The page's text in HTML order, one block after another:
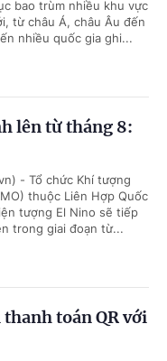
bao trùm nhiều khu vực
từ châu Á, châu Âu đến
nhiều quốc gia ghi...
lên từ tháng 8:
- Tổ chức Khí tượng
thuộc Liên Hợp Quốc
tượng El Nino sẽ tiếp
trong giai đoạn từ...
toán QR với